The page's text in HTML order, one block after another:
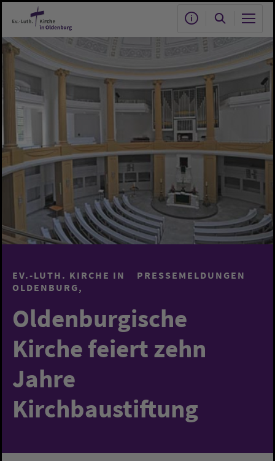
Zum Hauptinhalt springen
EV.-LUTH. KIRCHE IN
OLDENBURG
PRESSEMELDUNGEN
Oldenburgische
Kirche feiert zehn
Jahre
Kirchbaustiftung